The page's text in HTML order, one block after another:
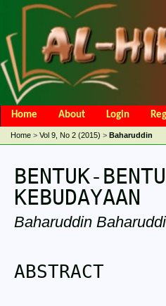
Home About Login
Open Access Policy
Article
Home > Vol 9, No 2 (2015) > Baharuddin
BENTUK-
KEBUDAYAAN
Baharuddin
ABSTRACT